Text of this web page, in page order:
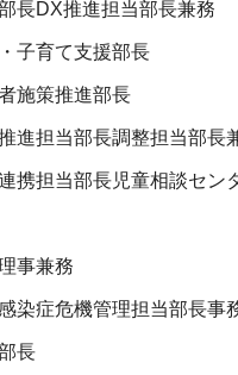
長DX推進担当部長兼務
子育て支援部長
施策推進部長
進担当部長調整担当部長
携担当部長児童相談セン
事兼務
染症危機管理担当部長事
長